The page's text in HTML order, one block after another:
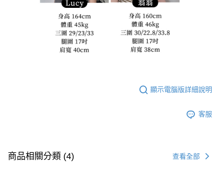
顯示電腦版詳細說明
客服
商品相關分類 (4) 查看全部